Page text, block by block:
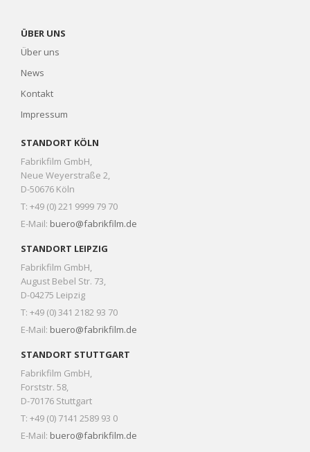
ÜBER UNS
Über uns
News
Kontakt
Impressum
STANDORT KÖLN
Fabrikfilm GmbH,
Neue Weyerstraße 2,
D-50676 Köln
T: +49 (0) 221 9999 79 70
E-Mail: buero@fabrikfilm.de
STANDORT LEIPZIG
Fabrikfilm GmbH,
August Bebel Str. 73,
D-04275 Leipzig
T: +49 (0) 341 2182 93 70
E-Mail: buero@fabrikfilm.de
STANDORT STUTTGART
Fabrikfilm GmbH,
Forststr. 58,
D-70176 Stuttgart
T: +49 (0) 7141 2589 93 0
E-Mail: buero@fabrikfilm.de